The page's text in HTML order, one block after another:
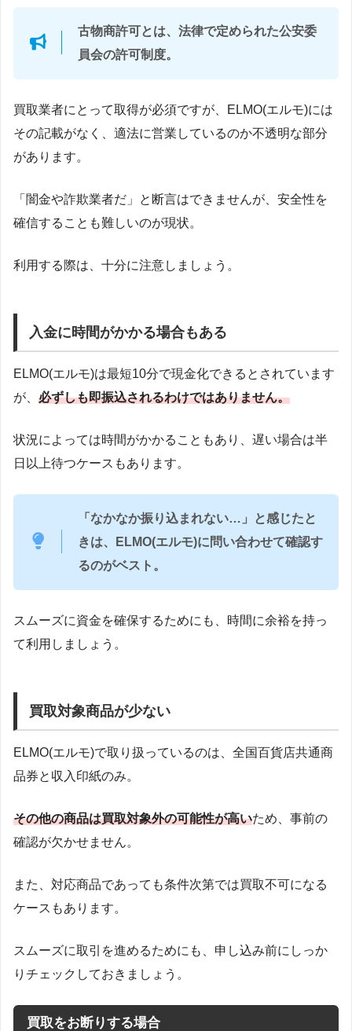
古物商許可とは、法律で定められた公安委
員会の許可制度。
買取業者にとって取得が必須ですが、ELMO(エルモ)には
その記載がなく、適法に営業しているのか不透明な部分
があります。
「闇金や詐欺業者だ」と断言はできませんが、安全性を
確信することも難しいのが現状。
利用する際は、十分に注意しましょう。
入金に時間がかかる場合もある
ELMO(エルモ)は最短10分で現金化できるとされています
が、 必ずしも即振込されるわけではありません。
状況によっては時間がかかることもあり、遅い場合は半
日以上待つケースもあります。
「なかなか振り込まれない…」と感じたと
きは、ELMO(エルモ)に問い合わせて確認す
るのがベスト。
スムーズに資金を確保するためにも、時間に余裕を持っ
て利用しましょう。
買取対象商品が少ない
ELMO(エルモ)で取り扱っているのは、全国百貨店共通商
品券と収入印紙のみ。
その他の商品は買取対象外の可能性が高いため、事前の
確認が欠かせません。
また、対応商品であっても条件次第では買取不可になる
ケースもあります。
スムーズに取引を進めるためにも、申し込み前にしっか
りチェックしておきましょう。
買取をお断りする場合